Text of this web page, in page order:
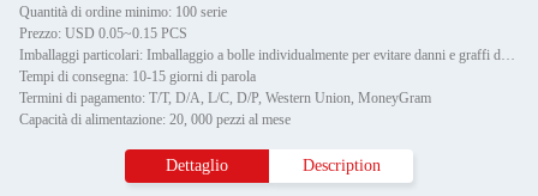
Quantità di ordine minimo: 100 serie
Prezzo: USD 0.05~0.15 PCS
Imballaggi particolari: Imballaggio a bolle individualmente per evitare danni e graffi durante il trasporto, poi in cartone
Tempi di consegna: 10-15 giorni di parola
Termini di pagamento: T/T, D/A, L/C, D/P, Western Union, MoneyGram
Capacità di alimentazione: 20, 000 pezzi al mese
Dettaglio Description